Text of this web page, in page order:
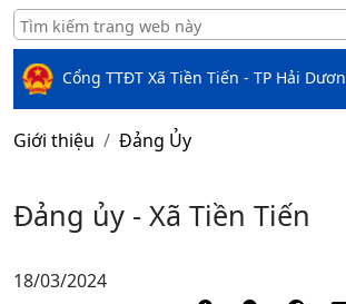
Cổng TTĐT Xã Tiền Tiến - TP Hải
Giới thiệu Đảng Ủy
Đảng ủy - Xã Tiền Tiến
18/03/2024